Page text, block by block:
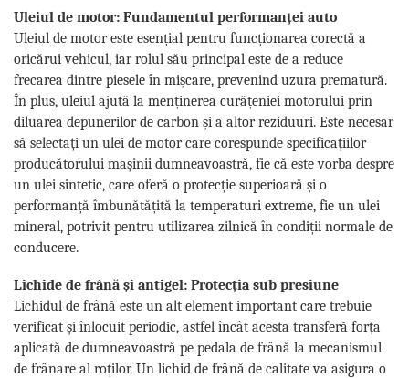
Uleiul de motor: Fundamentul performanței auto
Uleiul de motor este esențial pentru funcționarea corectă a
oricărui vehicul, iar rolul său principal este de a reduce
frecarea dintre piesele în mișcare, prevenind uzura prematură.
În plus, uleiul ajută la menținerea curățeniei motorului prin
diluarea depunerilor de carbon și a altor reziduuri. Este necesar
să selectați un ulei de motor care corespunde specificațiilor
producătorului mașinii dumneavoastră, fie că este vorba despre
un ulei sintetic, care oferă o protecție superioară și o
performanță îmbunătățită la temperaturi extreme, fie un ulei
mineral, potrivit pentru utilizarea zilnică în condiții normale de
conducere.
Lichide de frână și antigel: Protecția sub presiune
Lichidul de frână este un alt element important care trebuie
verificat și înlocuit periodic, astfel încât acesta transferă forța
aplicată de dumneavoastră pe pedala de frână la mecanismul
de frânare al roților. Un lichid de frână de calitate va asigura o